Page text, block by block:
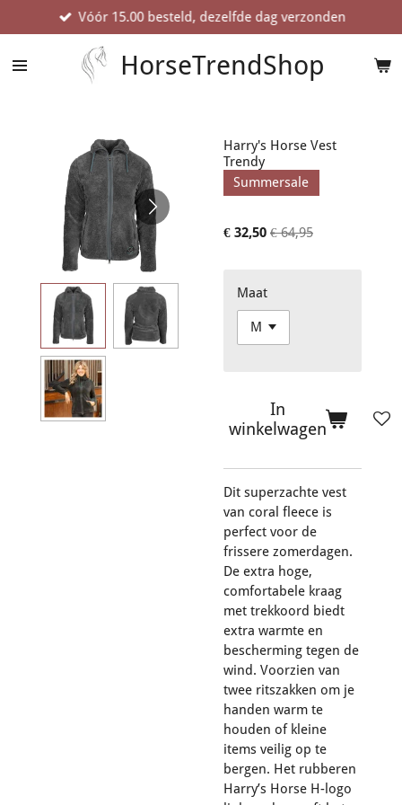
direct
naar
HorseTrendShop
Vóór 15.00 besteld, dezelfde dag verzonden
Harry's Horse Vest
Trendy
Summersale
€ 32,50 € 64,95
Maat
In
winkelwagen
Dit superzachte vest
van coral fleece is
perfect voor de
frissere zomerdagen.
De extra hoge,
comfortabele kraag
met trekkoord biedt
extra warmte en
bescherming tegen de
wind. Voorzien van
twee ritszakken om je
handen warm te
houden of kleine
items veilig op te
bergen. Het rubberen
Harry’s Horse H-logo